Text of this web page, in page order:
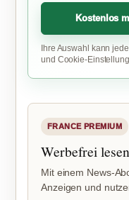
Kostenlos
Ihre Auswahl kann
und Cookie-
FRANCE PREMIUM
Werbefrei lesen
Mit einem News-
Anzeigen und